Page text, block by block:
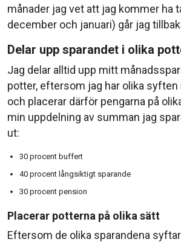
månader jag vet att jag kommer ha
december och januari) går jag
Delar upp sparandet i olika
Jag delar alltid upp mitt
potter, eftersom jag har olika
och placerar därför pengarna på
min uppdelning av summan jag
ut:
30 procent buffert
40 procent långsiktigt sparande
30 procent pension
Placerar potterna på olika sätt
Eftersom de olika sparandena